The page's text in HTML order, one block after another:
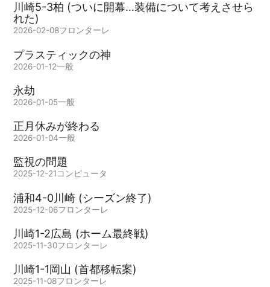
川崎5-3柏 (ついに開幕…装備について考えさせら
れた)
2026-02-08フロンターレ
プラスティックの神
2026-01-12一般
永劫
2026-01-05一般
正月休みが終わる
2026-01-04一般
監視の問題
2025-12-21コンピュータ
浦和4-0川崎 (シーズン終了)
2025-12-06フロンターレ
川崎1-2広島 (ホーム最終戦)
2025-11-30フロンターレ
川崎1-1岡山 (首都移転案)
2025-11-08フロンターレ